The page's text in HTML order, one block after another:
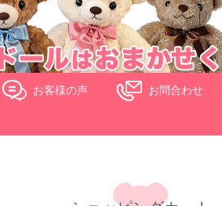
お客様の声 お問合わせ